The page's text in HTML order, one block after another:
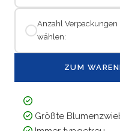
Anzahl Verpackungen
wählen:
ZUM
Größte